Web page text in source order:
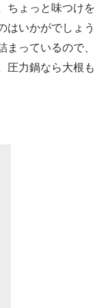
ちょっと味つけを
はいかがでしょう
っているので、
圧力鍋なら大根も